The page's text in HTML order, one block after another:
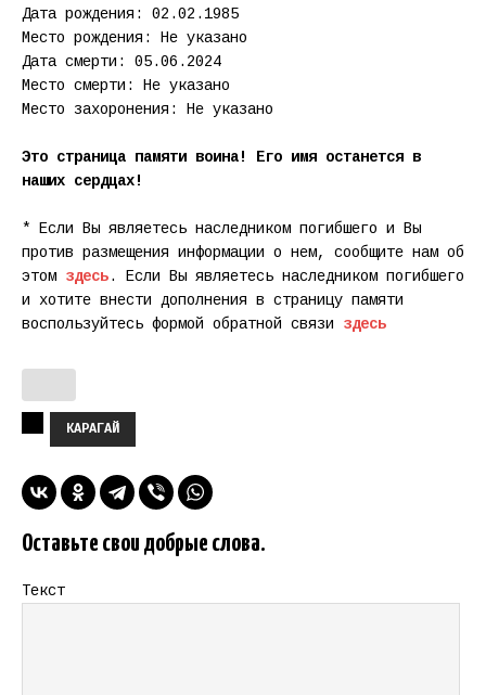
Дата рождения: 02.02.1985
Место рождения: Не указано
Дата смерти: 05.06.2024
Место смерти: Не указано
Место захоронения: Не указано
Это страница памяти воина! Его имя останется в
наших сердцах!
* Если Вы являетесь наследником погибшего и Вы
против размещения информации о нем, сообщите нам об
этом здесь. Если Вы являетесь наследником погибшего
и хотите внести дополнения в страницу памяти
воспользуйтесь формой обратной связи здесь
КАРАГАЙ
Оставьте свои добрые слова.
Текст